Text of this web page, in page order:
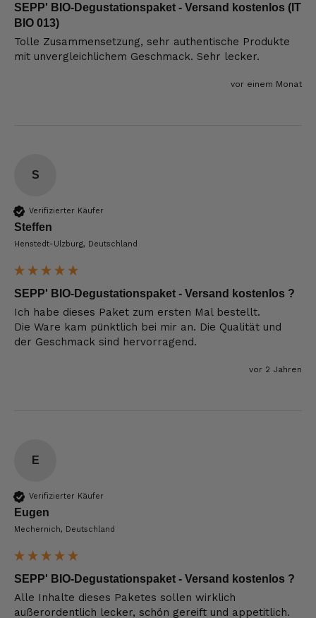
SEPP' BIO-Degustationspaket - Versand kostenlos (IT
BIO 013)
Tolle Zusammensetzung, sehr authentische Produkte
mit unvergleichlichem Geschmack. Sehr lecker.
vor einem Monat
S
Verifizierter Käufer
Steffen
Henstedt-Ulzburg, Deutschland
SEPP' BIO-Degustationspaket - Versand kostenlos ?
Ich habe dieses Paket zum ersten Mal bestellt.
Die Ware kam pünktlich bei mir an. Die Qualität und
der Geschmack sind hervorragend.
vor 2 Jahren
E
Verifizierter Käufer
Eugen
Mechernich, Deutschland
SEPP' BIO-Degustationspaket - Versand kostenlos ?
Alle Inhalte dieses Paketes sollen wirklich
außerordentlich lecker, schön gereift und appetitlich.